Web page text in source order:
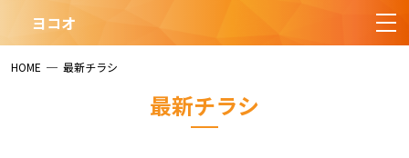
ヨコオ
HOME ─ 最新チラシ
最新チラシ